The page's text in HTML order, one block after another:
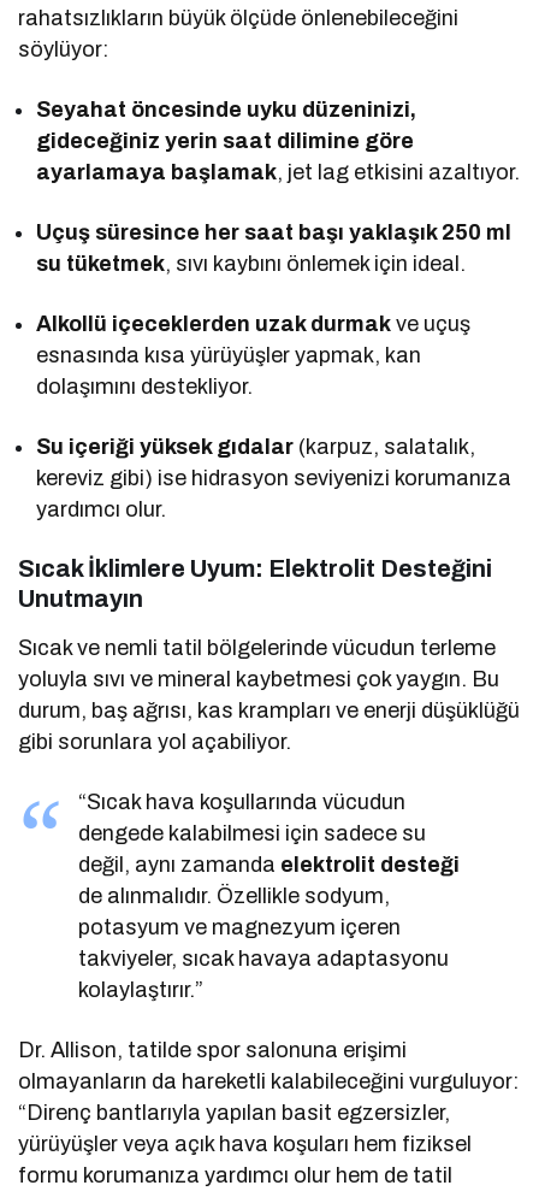
rahatsızlıkların büyük ölçüde önlenebileceğini
söylüyor:
Seyahat öncesinde uyku düzeninizi,
gideceğiniz yerin saat dilimine göre
ayarlamaya başlamak, jet lag etkisini azaltıyor.
Uçuş süresince her saat başı yaklaşık 250 ml
su tüketmek, sıvı kaybını önlemek için ideal.
Alkollü içeceklerden uzak durmak ve uçuş
esnasında kısa yürüyüşler yapmak, kan
dolaşımını destekliyor.
Su içeriği yüksek gıdalar (karpuz, salatalık,
kereviz gibi) ise hidrasyon seviyenizi korumanıza
yardımcı olur.
Sıcak İklimlere Uyum: Elektrolit Desteğini
Unutmayın
Sıcak ve nemli tatil bölgelerinde vücudun terleme
yoluyla sıvı ve mineral kaybetmesi çok yaygın. Bu
durum, baş ağrısı, kas krampları ve enerji düşüklüğü
gibi sorunlara yol açabiliyor.
“Sıcak hava koşullarında vücudun
dengede kalabilmesi için sadece su
değil, aynı zamanda elektrolit desteği
de alınmalıdır. Özellikle sodyum,
potasyum ve magnezyum içeren
takviyeler, sıcak havaya adaptasyonu
kolaylaştırır.”
Dr. Allison, tatilde spor salonuna erişimi
olmayanların da hareketli kalabileceğini vurguluyor:
“Direnç bantlarıyla yapılan basit egzersizler,
yürüyüşler veya açık hava koşuları hem fiziksel
formu korumanıza yardımcı olur hem de tatil